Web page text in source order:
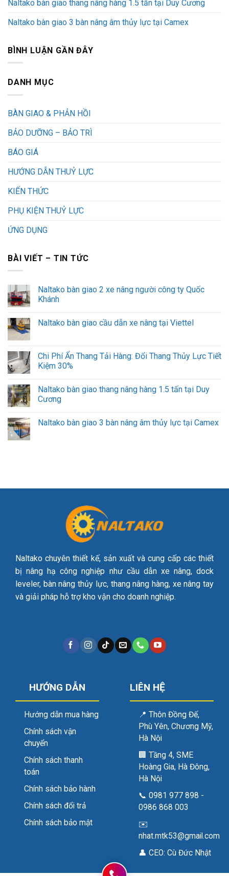
Naltako bàn giao thang nâng hàng 1.5 tấn tại Duy Cương
Naltako bàn giao 3 bàn nâng âm thủy lực tại Camex
BÌNH LUẬN GẦN ĐÂY
DANH MỤC
BÀN GIAO & PHẢN HỒI
BẢO DƯỠNG – BẢO TRÌ
BÁO GIÁ
HƯỚNG DẪN THUỶ LỰC
KIẾN THỨC
PHỤ KIỆN THUỶ LỰC
ỨNG DỤNG
BÀI VIẾT – TIN TỨC
Naltako bàn giao 2 xe nâng người công ty Quốc
Khánh
Naltako bàn giao cầu dẫn xe nâng tại Viettel
Chi Phí Ẩn Thang Tải Hàng: Đổi Thang Thủy Lực Tiết
Kiệm 30%
Naltako bàn giao thang nâng hàng 1.5 tấn tại Duy
Cương
Naltako bàn giao 3 bàn nâng âm thủy lực tại Camex
Naltako chuyên thiết kế, sản xuất và cung cấp các thiết
bị nâng hạ công nghiệp như cầu dẫn xe nâng, dock
leveler, bàn nâng thủy lực, thang nâng hàng, xe nâng tay
và giải pháp hỗ trợ kho vận cho doanh nghiệp.
HƯỚNG DẪN
Hướng dẫn mua hàng
Chính sách vận
chuyển
Chính sách thanh
toán
Chính sách bảo hành
Chính sách đổi trả
Chính sách bảo mật
LIÊN HỆ
📍 Thôn Đồng Đế,
Phù Yên, Chương Mỹ,
Hà Nội
🏢 Tầng 4, SME
Hoàng Gia, Hà Đông,
Hà Nội
📞 0981 977 898 -
0986 868 003
✉️
nhat.mtk53@gmail.com
👤 CEO: Cù Đức Nhật